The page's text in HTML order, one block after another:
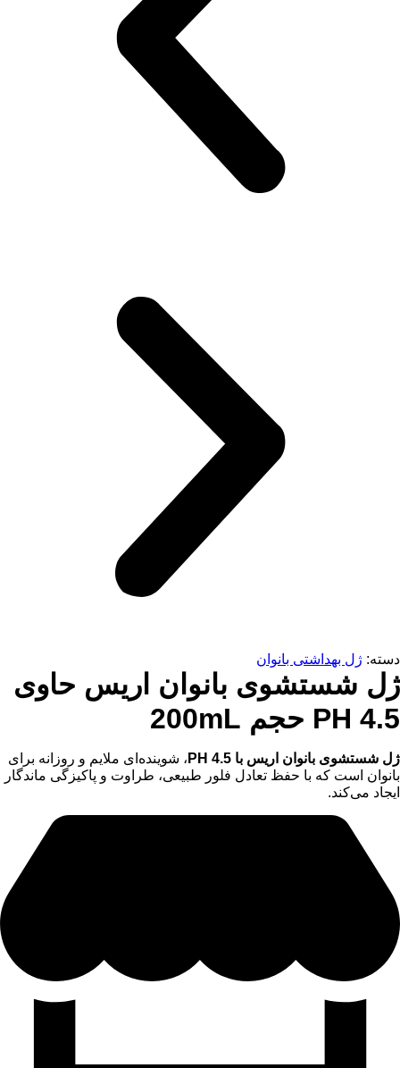
دسته: ژل بهداشتی بانوان
ژل شستشوی بانوان اریس حاوی
PH 4.5 حجم 200mL
ژل شستشوی بانوان اریس با PH 4.5
، شوینده‌ای ملایم و روزانه برای
بانوان است که با حفظ تعادل فلور طبیعی، طراوت و پاکیزگی ماندگار
ایجاد می‌کند.